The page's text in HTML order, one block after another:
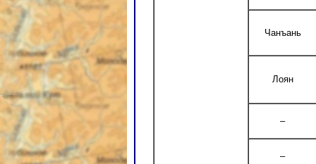
Чанъань
Лоян
–
–